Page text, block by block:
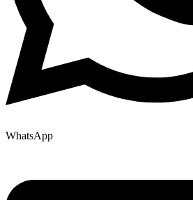
WhatsApp